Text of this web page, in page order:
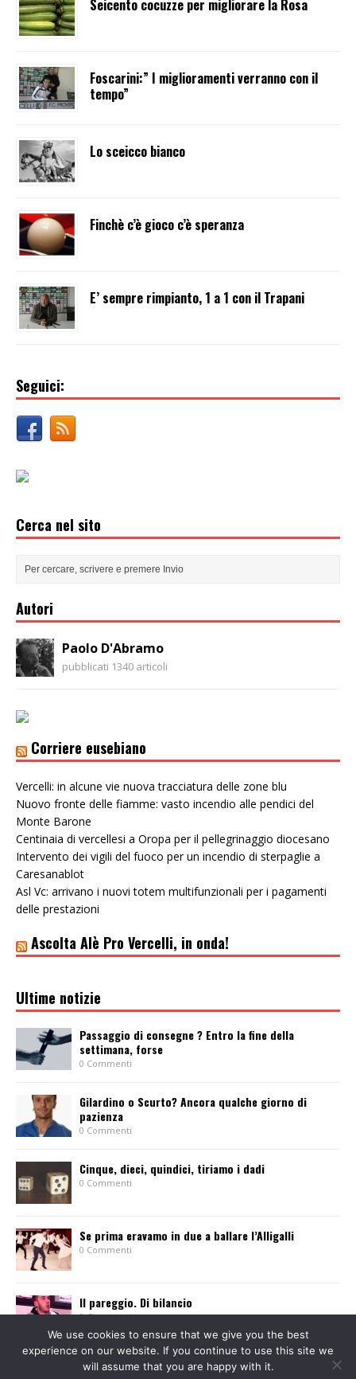
Seicento cocuzze per migliorare la Rosa
Foscarini:” I miglioramenti verranno con il
tempo”
Lo sceicco bianco
Finchè c’è gioco c’è speranza
E’ sempre rimpianto, 1 a 1 con il Trapani
Seguici:
Cerca nel sito
Autori
Paolo D'Abramo
pubblicati 1340 articoli
Corriere eusebiano
Vercelli: in alcune vie nuova tracciatura delle zone blu
Nuovo fronte delle fiamme: vasto incendio alle pendici del
Monte Barone
Centinaia di vercellesi a Oropa per il pellegrinaggio diocesano
Intervento dei vigili del fuoco per un incendio di sterpaglie a
Caresanablot
Asl Vc: arrivano i nuovi totem multifunzionali per i pagamenti
delle prestazioni
Ascolta Alè Pro Vercelli, in onda!
Ultime notizie
Passaggio di consegne ? Entro la fine della
settimana, forse
0 Commenti
Gilardino o Scurto? Ancora qualche giorno di
pazienza
0 Commenti
Cinque, dieci, quindici, tiriamo i dadi
0 Commenti
Se prima eravamo in due a ballare l’Alligalli
0 Commenti
Il pareggio. Di bilancio
0 Commenti
We use cookies to ensure that we give you the best
experience on our website. If you continue to use this site we
will assume that you are happy with it.